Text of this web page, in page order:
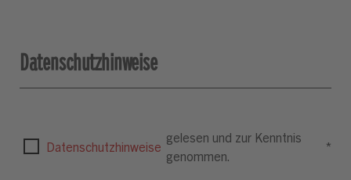
Datenschutzhinweise
Datenschutzhinweise
gelesen und zur Kenntnis
genommen.
*